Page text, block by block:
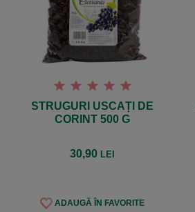
STRUGURI USCAȚI DE
CORINT 500 G
30,90 LEI
ADAUGĂ ÎN FAVORITE